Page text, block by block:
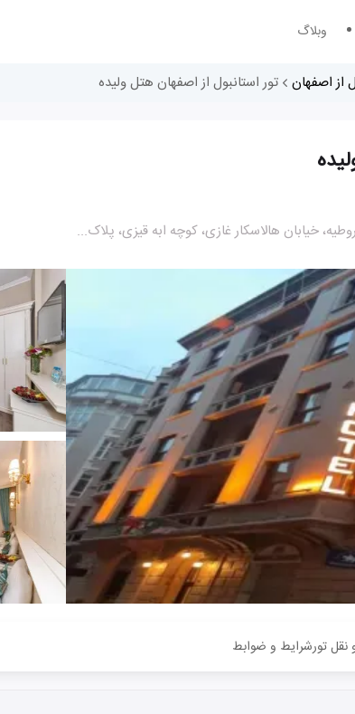
وبلاگ
از اصفهان تور استانبول از اصفهان هتل ولیده
خیابان هالاسکار غازی، کوچه ابه قیزی، پلاک...
تورشرایط و ضوابط